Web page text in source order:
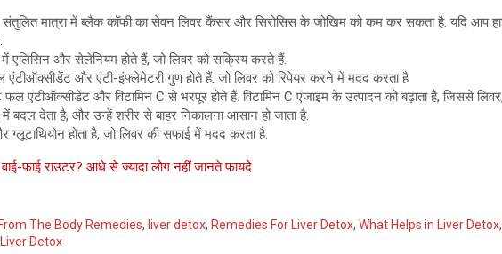
संतुलित मात्रा में ब्लैक कॉफी का सेवन लिवर कैंसर और सिरोसिस के जोखिम को कम कर सकता है. यदि आप
और सेलेनियम होते हैं, जो लिवर को सक्रिय करते हैं.
एंटीऑक्सीडेंट और एंटी-इंफ्लेमेटरी गुण होते हैं. जो लिवर को रिपेयर करने में मदद करता है
और विटामिन C से भरपूर होते हैं. विटामिन C एंजाइम के उत्पादन को बढ़ाता है, जिससे लिवर,
बदल देता है, और उन्हें शरीर से बाहर निकालना आसान हो जाता है.
होता है, जो लिवर की सफाई में मदद करता है.
वाई-फाई राउटर? आधे से ज्यादा लोग नहीं जानते फायदे
The Body Remedies, liver detox, Remedies For Liver Detox, What Helps in Liver Detox,
Detox